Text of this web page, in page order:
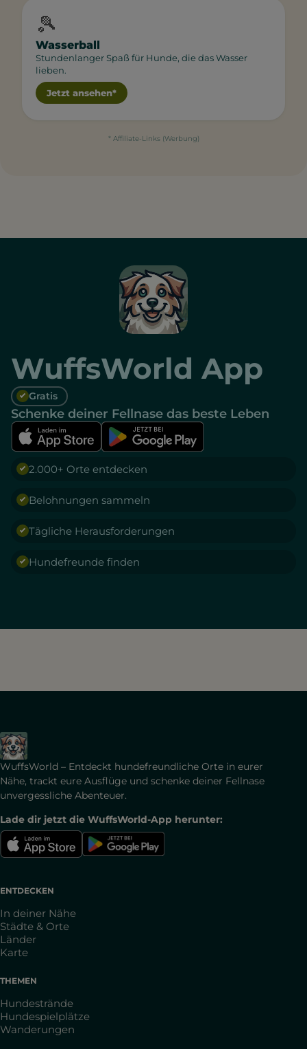
🎾
Wasserball
Stundenlanger Spaß für Hunde, die das Wasser
lieben.
Jetzt ansehen*
* Affiliate-Links (Werbung)
WuffsWorld App
Gratis
Schenke deiner Fellnase das beste Leben
2.000+ Orte entdecken
Belohnungen sammeln
Tägliche Herausforderungen
Hundefreunde finden
WuffsWorld – Entdeckt hundefreundliche Orte in eurer
Nähe, trackt eure Ausflüge und schenke deiner Fellnase
unvergessliche Abenteuer.
Lade dir jetzt die WuffsWorld-App herunter:
ENTDECKEN
In deiner Nähe
Städte & Orte
Länder
Karte
THEMEN
Hundestrände
Hundespielplätze
Wanderungen